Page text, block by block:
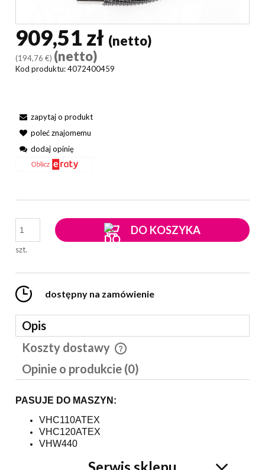
909,51 zł (netto)
(194,76 €) (netto)
Kod produktu:4072400459
zapytaj o produkt
poleć znajomemu
dodaj opinię
szt.
DO KOSZYKA
dostępny na zamówienie
Opis
Koszty dostawy
Cena nie zawiera ewentualnych kosztów płatności
Opinie o produkcie (0)
PASUJE DO MASZYN:
VHC110ATEX
VHC120ATEX
VHW440